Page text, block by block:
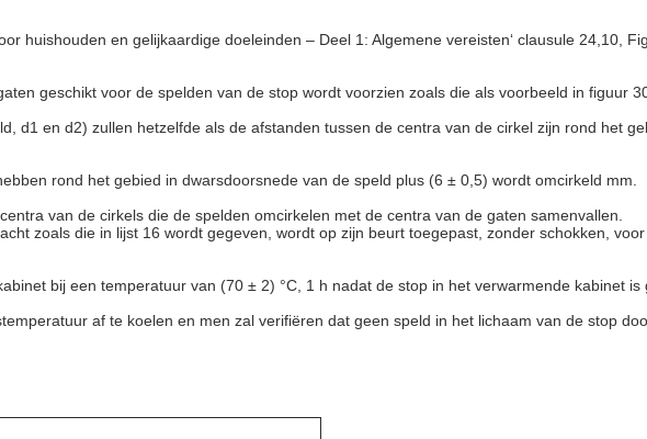
huishouden en gelijkaardige doeleinden – Deel 1: Algemene vereisten‘ clausule 24,10,
geschikt voor de spelden van de stop wordt voorzien zoals die als voorbeeld in figuur
d1 en d2) zullen hetzelfde als de afstanden tussen de centra van de cirkel zijn rond het
rond het gebied in dwarsdoorsnede van de speld plus (6 ± 0,5) wordt omcirkeld mm.
van de cirkels die de spelden omcirkelen met de centra van de gaten samenvallen.
zoals die in lijst 16 wordt gegeven, wordt op zijn beurt toegepast, zonder schokken,
bij een temperatuur van (70 ± 2) °C, 1 h nadat de stop in het verwarmende kabinet is
af te koelen en men zal verifiëren dat geen speld in het lichaam van de stop